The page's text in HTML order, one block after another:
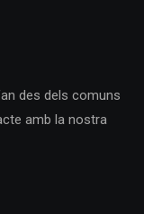
des dels comuns
amb la nostra